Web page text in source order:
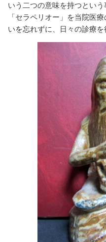
いう二つの意味を持つという
「セラペリオー」を当院医
いを忘れずに、日々の診療を